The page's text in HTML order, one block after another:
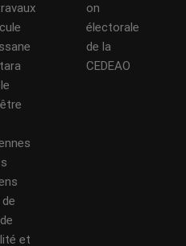
et
on
électorale
de la
CEDEAO